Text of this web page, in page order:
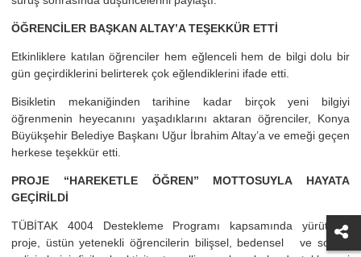
ÖĞRENCİLER BAŞKAN ALTAY’A TEŞEKKÜR ETTİ
Etkinliklere katılan öğrenciler hem eğlenceli hem de bilgi dolu bir
gün geçirdiklerini belirterek çok eğlendiklerini ifade etti.
Bisikletin mekaniğinden tarihine kadar birçok yeni bilgiyi
öğrenmenin heyecanını yaşadıklarını aktaran öğrenciler, Konya
Büyükşehir Belediye Başkanı Uğur İbrahim Altay’a ve emeği geçen
herkese teşekkür etti.
PROJE “HAREKETLE ÖĞREN” MOTTOSUYLA HAYATA
GEÇİRİLDİ
TÜBİTAK 4004 Destekleme Programı kapsamında yürütülen
proje, üstün yetenekli öğrencilerin bilişsel, bedensel ve sosyal